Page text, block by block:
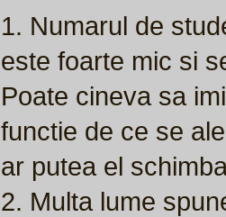
1. Numarul de
este foarte mic si
Poate cineva sa
functie de ce se
ar putea el
2. Multa lume